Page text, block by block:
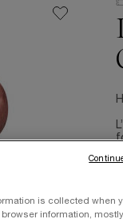
is collected when
information,